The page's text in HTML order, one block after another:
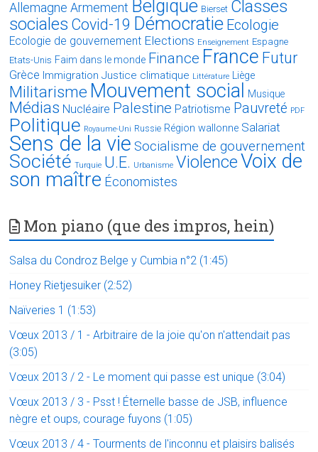
Allemagne Armement Belgique Bierset Classes
sociales Covid-19 Démocratie Ecologie
Ecologie de gouvernement Elections Enseignement Espagne
Etats-Unis Faim dans le monde Finance France Futur
Grèce Immigration Justice climatique Littérature Liège
Militarisme Mouvement social Musique
Médias Nucléaire Palestine Patriotisme Pauvreté PDF
Politique Royaume-Uni Russie Région wallonne Salariat
Sens de la vie Socialisme de gouvernement
Société Turquie U.E. Urbanisme ViolenceVoix de
son maître Économistes
Mon piano (que des impros, hein)
Salsa du Condroz Belge y Cumbia n°2 (1:45)
Honey Rietjesuiker (2:52)
Naïveries 1 (1:53)
Vœux 2013 / 1 - Arbitraire de la joie qu'on n'attendait pas
(3:05)
Vœux 2013 / 2 - Le moment qui passe est unique (3:04)
Vœux 2013 / 3 - Psst ! Éternelle basse de JSB, influence
nègre et oups, courage fuyons (1:05)
Vœux 2013 / 4 - Tourments de l'inconnu et plaisirs balisés